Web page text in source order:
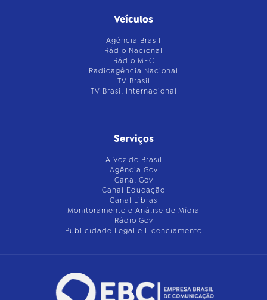
Veículos
Agência Brasil
Rádio Nacional
Rádio MEC
Radioagência Nacional
TV Brasil
TV Brasil Internacional
Serviços
A Voz do Brasil
Agência Gov
Canal Gov
Canal Educação
Canal Libras
Monitoramento e Análise de Mídia
Rádio Gov
Publicidade Legal e Licenciamento